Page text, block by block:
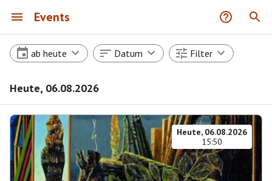
Events
ab heute Datum Filter
Heute, 06.08.2026
Heute, 06.08.2026
15:50